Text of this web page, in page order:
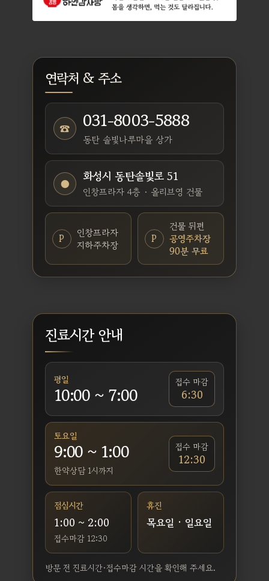
연락처 & 주소
☎ 031-8003-5888
동탄 솔빛나루마을 상가
● 화성시 동탄솔빛로 51
인창프라자 4층 · 올리브영 건물
P
인창프라자
지하주차장
P
건물 뒤편
공영주차장
90분 무료
진료시간 안내
평일
10:00 ~ 7:00
접수 마감
6:30
토요일
9:00 ~ 1:00
한약상담 1시까지
접수 마감
12:30
점심시간
1:00 ~ 2:00
접수마감 12:30
휴진
목요일 · 일요일
방문 전 진료시간·접수마감 시간을 확인해 주세요.